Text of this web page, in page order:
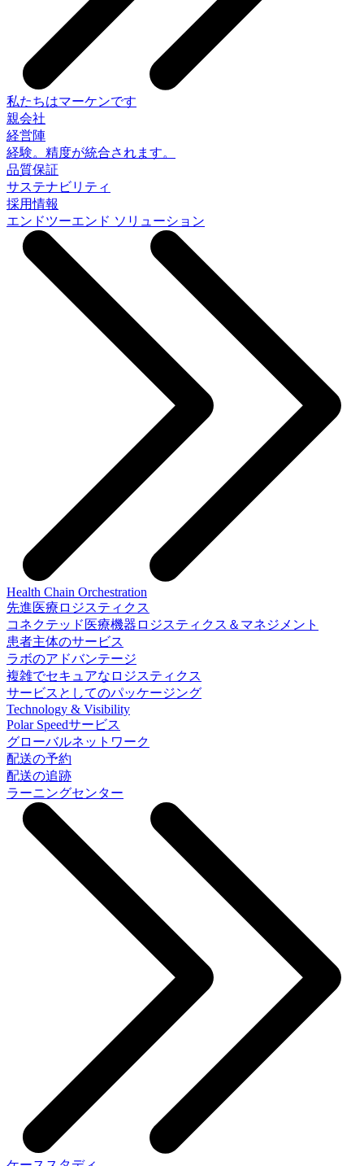
私たちはマーケンです
親会社
経営陣
経験。精度が統合されます。
品質保証
サステナビリティ
採用情報
エンドツーエンド ソリューション
Health Chain Orchestration
先進医療ロジスティクス
コネクテッド医療機器ロジスティクス＆マネジメント
患者主体のサービス
ラボのアドバンテージ
複雑でセキュアなロジスティクス
サービスとしてのパッケージング
Technology & Visibility
Polar Speedサービス
グローバルネットワーク
配送の予約
配送の追跡
ラーニングセンター